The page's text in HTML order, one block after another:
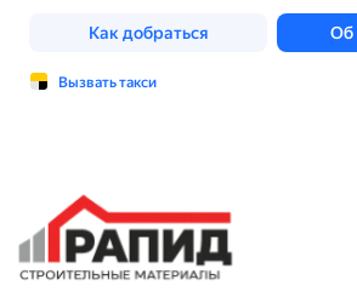
Поставщикам и перевозчикам
Сб 09:00 - 13:00
Адрес:
236001 г. Калининград,
Северный обход, 12